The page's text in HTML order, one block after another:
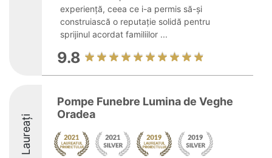
experiență, ceea ce i-a permis să-și
construiască o reputație solidă pentru
sprijinul acordat familiilor ...
9.8
Laureați
Pompe Funebre Lumina de Veghe
Oradea